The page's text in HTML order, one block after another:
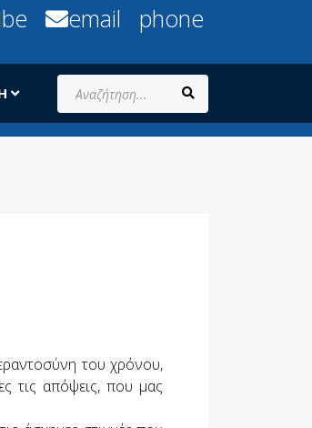
email phone
Αναζήτηση...
του χρόνου,
τις απόψεις, που μας